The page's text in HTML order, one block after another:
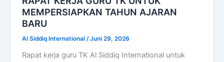
MEMPERSIAPKAN TAHUN AJARAN
BARU
Al Siddiq International /Juni 29, 2026
Rapat kerja guru TK Al Siddiq International untuk